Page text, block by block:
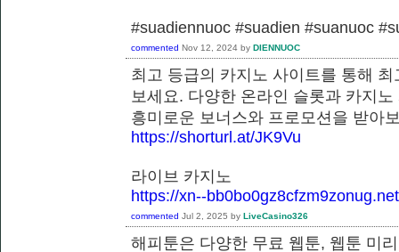
#suadiennuoc #suadien #suanuoc
commented Nov 12, 2024 by DIENNUOC
최고 등급의 카지노 사이트를 통해
보세요. 다양한 온라인 슬롯과 카지
흥미로운 보너스와 프로모션을 받
https://shorturl.at/JK9Vu
라이브 카지노
https://xn--bb0bo0gz8cfzm9zonug.net
commented Jul 2, 2025 by LiveCasino326
해피툰은 다양한 무료 웹툰, 웹툰 미